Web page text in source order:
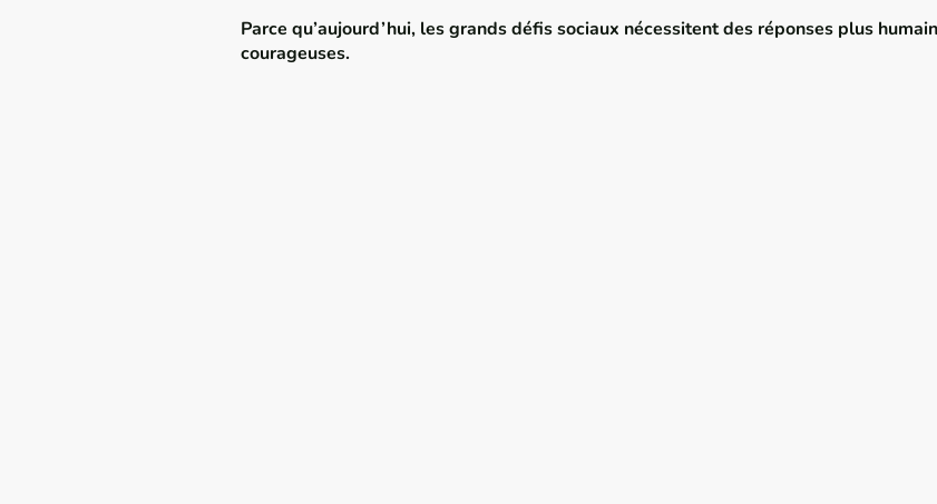
Parce qu’aujourd’hui, les grands défis sociaux nécessitent des réponses plus
courageuses.